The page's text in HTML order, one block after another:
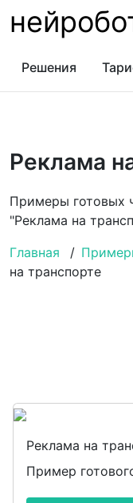
Решения
Реклама
Примеры готовых
"Реклама на
Главная
/
на транспорте
Реклама на
Пример